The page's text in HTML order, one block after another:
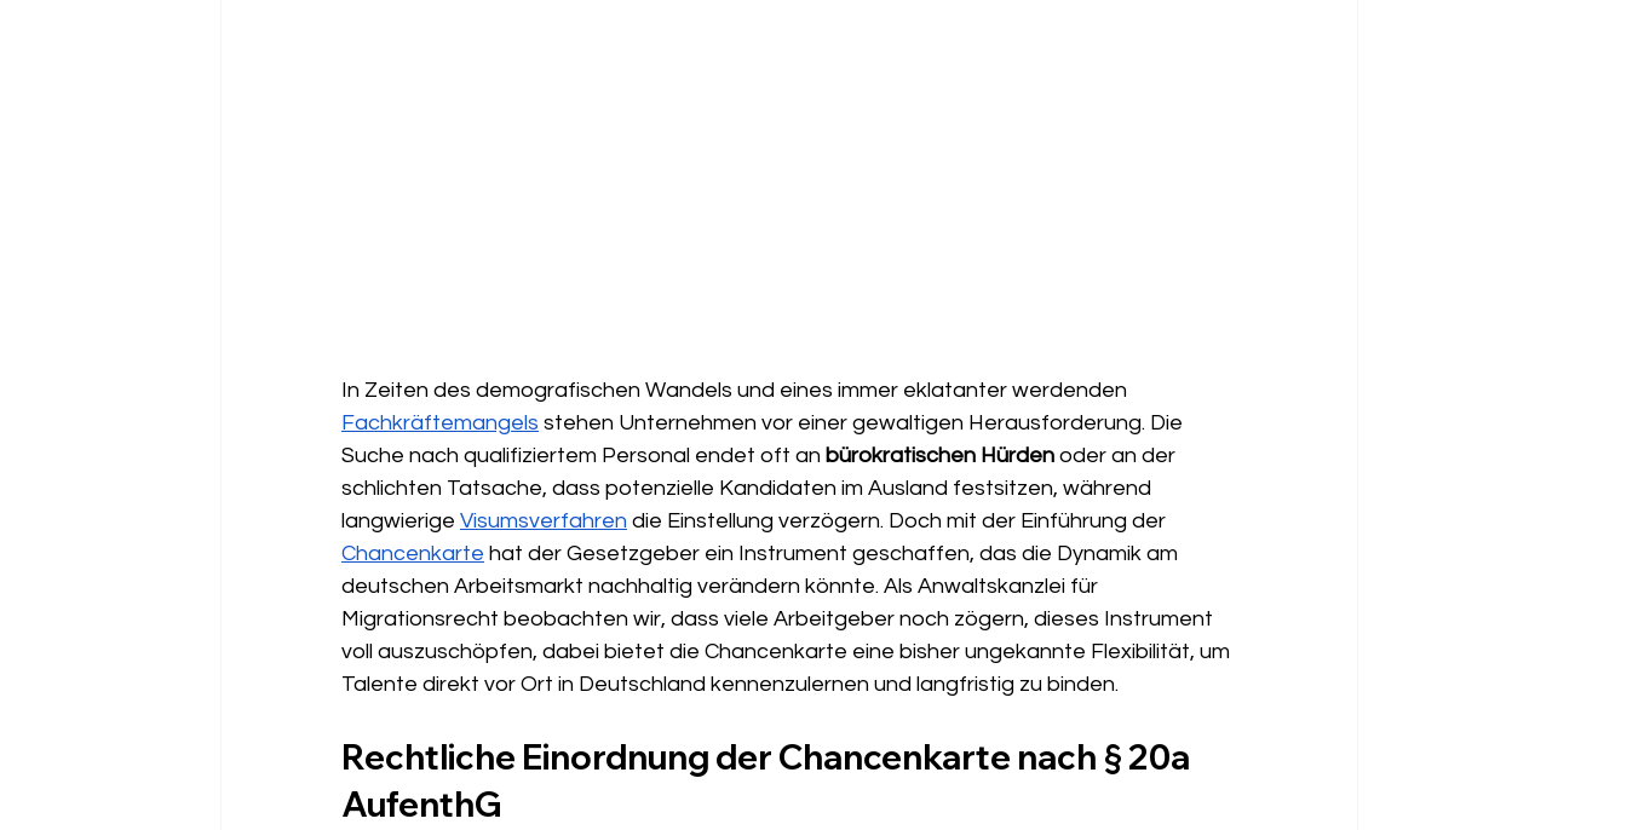
In Zeiten des demografischen Wandels und eines immer eklatanter werdenden
Fachkräftemangels stehen Unternehmen vor einer gewaltigen Herausforderung. Die
Suche nach qualifiziertem Personal endet oft an bürokratischen Hürden oder an der
schlichten Tatsache, dass potenzielle Kandidaten im Ausland festsitzen, während
langwierige Visumsverfahren die Einstellung verzögern. Doch mit der Einführung der
Chancenkarte hat der Gesetzgeber ein Instrument geschaffen, das die Dynamik am
deutschen Arbeitsmarkt nachhaltig verändern könnte. Als Anwaltskanzlei für
Migrationsrecht beobachten wir, dass viele Arbeitgeber noch zögern, dieses Instrument
voll auszuschöpfen, dabei bietet die Chancenkarte eine bisher ungekannte Flexibilität, um
Talente direkt vor Ort in Deutschland kennenzulernen und langfristig zu binden.
Rechtliche Einordnung der Chancenkarte nach § 20a
AufenthG